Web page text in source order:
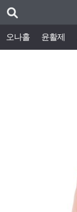
오나홀 윤활제